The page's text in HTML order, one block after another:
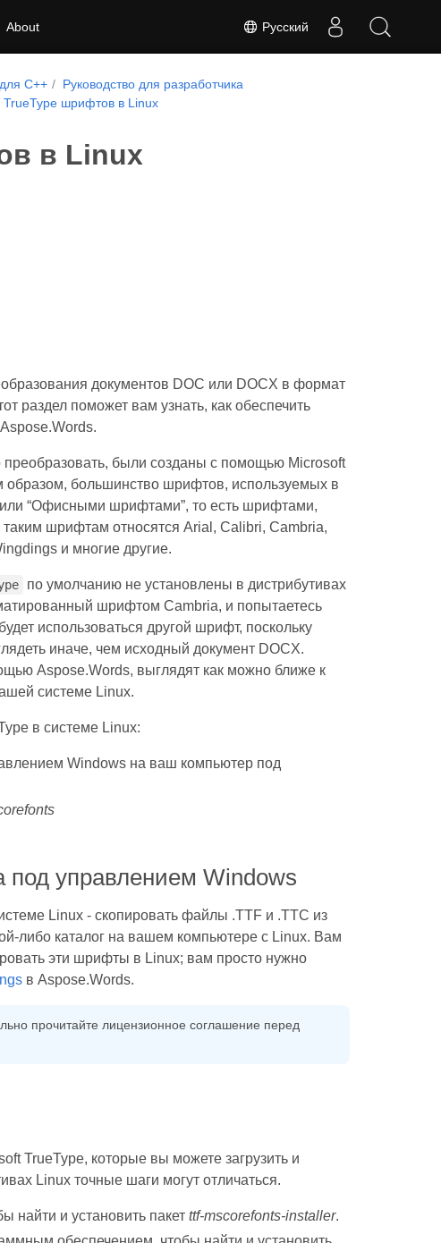
Русский
About
C++
Руководство для разработчика
TrueType шрифтов в Linux
в Linux
документов DOC или DOCX в формат
раздел поможет вам узнать, как обеспечить
были созданы с помощью Microsoft
образом, большинство шрифтов, используемых в
“Офисными шрифтами”, то есть шрифтами,
шрифтам относятся Arial, Calibri, Cambria,
и многие другие.
по умолчанию не установлены в дистрибутивах
шрифтом Cambria, и попытаетесь
использоваться другой шрифт, поскольку
иначе, чем исходный документ DOCX.
Aspose.Words, выглядят как можно ближе к
системе Linux.
в системе Linux:
Windows на ваш компьютер под
управлением Windows
Linux - скопировать файлы .TTF и .TTC из
либо каталог на вашем компьютере с Linux. Вам
эти шрифты в Linux; вам просто нужно
в Aspose.Words.
прочитайте лицензионное соглашение перед
TrueType, которые вы можете загрузить и
Linux точные шаги могут отличаться.
найти и установить пакет ttf-mscorefonts-installer.